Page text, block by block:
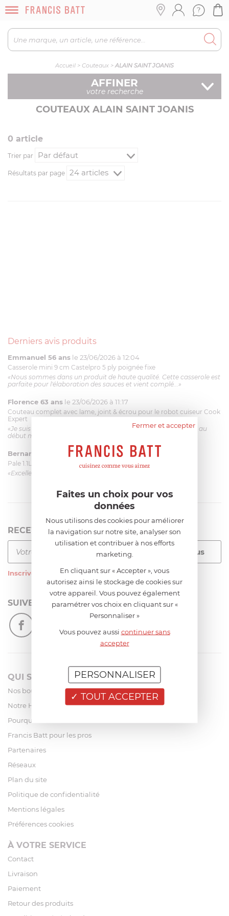
Accueil > Couteaux >ALAIN SAINT JOANIS
AFFINER
votre recherche
COUTEAUX ALAIN SAINT JOANIS
0 article
Trier par
Résultats par page
Derniers avis produits
Emmanuel 56 ans le 23/06/2026 à 12:04
Casserole mini 9 cm Castelpro 5 ply poignée fixe
«Nous sommes dans un produit de haute qualité. Cette casserole est
parfaite pour l'élaboration des sauces et vient complé...»
Florence 63 ans le 23/06/2026 à 11:17
Couteau complet avec lame, joint & écrou pour le robot cuiseur Cook
Expert
«Je suis satisfaite du couteau Magimix. L'écrou est un peu dur au
début mais ça le fait. La livraison a été très rapide. ...»
Bernard le 23/06/2026 à 09:43
Pale 1.1L pour Glacier Magimix 11031/121/123/124
«Excellent: produit et livraison»
RECEVEZ LA NEWSLETTER
Inscrivez-vous à notre newsletter
SUIVEZ-NOUS
QUI SOMMES-NOUS?
Nos boutiques
Notre Histoire
Pourquoi acheter chez Francis Batt ?
Francis Batt pour les pros
Partenaires
Réseaux
Plan du site
Politique de confidentialité
Mentions légales
Préférences cookies
À VOTRE SERVICE
Contact
Livraison
Paiement
Retour des produits
Fermer et accepter
Faites un choix pour vos
données
Nous utilisons des cookies pour améliorer
la navigation sur notre site, analyser son
utilisation et contribuer à nos efforts
marketing.
En cliquant sur « Accepter », vous
autorisez ainsi le stockage de cookies sur
votre appareil. Vous pouvez également
paramétrer vos choix en cliquant sur «
Personnaliser »
Vous pouvez aussi continuer sans
accepter
TOUT ACCEPTER
PERSONNALISER